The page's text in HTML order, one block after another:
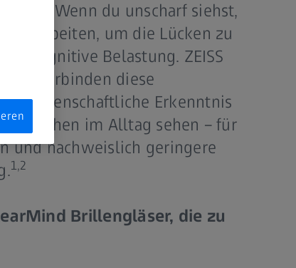
Wenn du unscharf siehst,
arbeiten, um die Lücken zu
kognitive Belastung. ZEISS
verbinden diese
Erkenntnis
im Alltag sehen – für
und nachweislich geringere
1,2
Brillengläser, die zu